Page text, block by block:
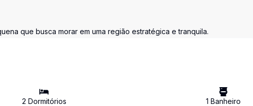
que busca morar em uma região estratégica e tranquila.
2 Dormitórios 1 Banheiro